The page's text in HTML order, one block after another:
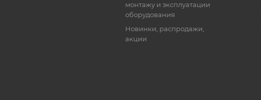
монтажу и эксплуатации
оборудования
Новинки, распродажи,
акции